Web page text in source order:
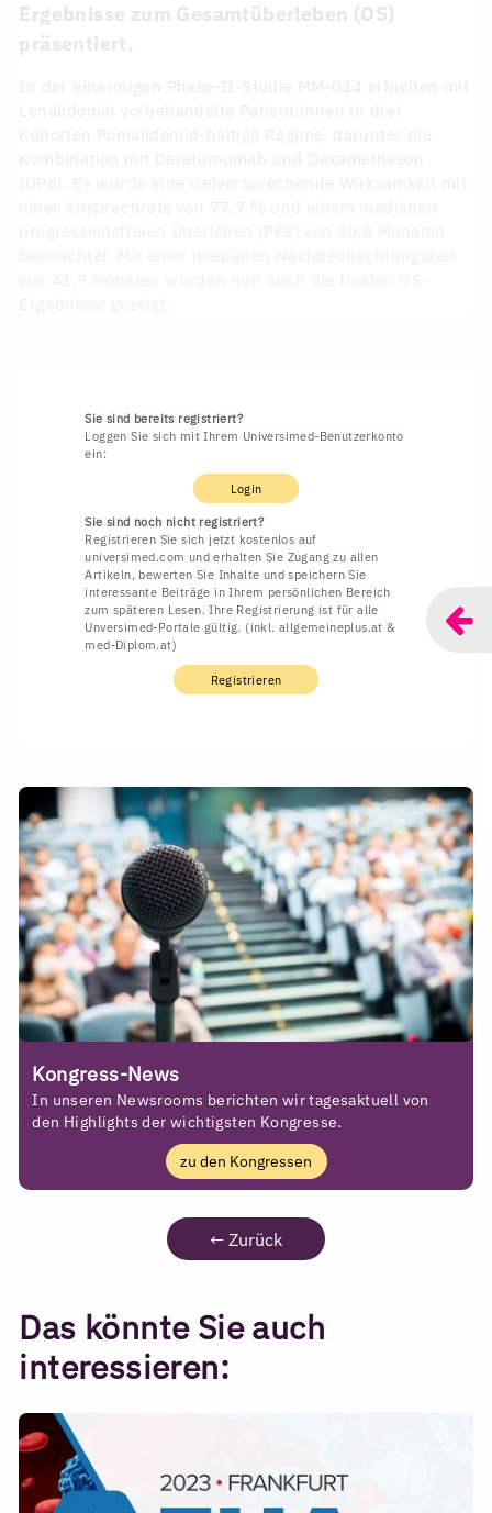
Ergebnisse zum Gesamtüberleben (OS)
präsentiert.
Sie sind bereits registriert?
Loggen Sie sich mit Ihrem Universimed-Benutzerkonto
ein:
Login
Sie sind noch nicht registriert?
Registrieren Sie sich jetzt kostenlos auf
universimed.com und erhalten Sie Zugang zu allen
Artikeln, bewerten Sie Inhalte und speichern Sie
interessante Beiträge in Ihrem persönlichen Bereich
zum späteren Lesen. Ihre Registrierung ist für alle
Unversimed-Portale gültig. (inkl. allgemeineplus.at &
med-Diplom.at)
Registrieren
Kongress-News
In unseren Newsrooms berichten wir tagesaktuell von
den Highlights der wichtigsten Kongresse.
zu den Kongressen
← Zurück
Das könnte Sie auch
interessieren: